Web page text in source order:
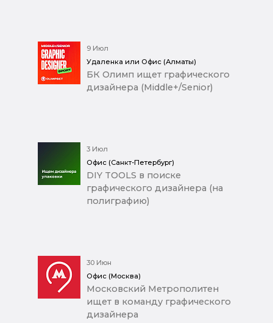
9 Июл
Удаленка или Офис (Алматы)
БК Олимп ищет графического
дизайнера (Middle+/Senior)
3 Июл
Офис (Санкт-Петербург)
DIY TOOLS в поиске
графического дизайнера (на
полиграфию)
30 Июн
Офис (Москва)
Московский Метрополитен
ищет в команду графического
дизайнера